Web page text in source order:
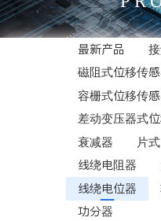
最新产品
磁阻式位移传
容栅式位移传
差动变压器式
衰减器
片
线绕电阻器
线绕电位器
功分器